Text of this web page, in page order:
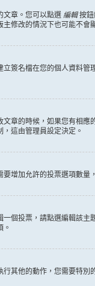
文章。您可以點選 編輯按鈕
修改的情況下也可能不
簽名檔在您的個人資料
章的時候，如果您有相
這由管理員設定決定。
增加允許的投票選項數量
個投票，請點選編輯該
。
其他的動作，您需要特別